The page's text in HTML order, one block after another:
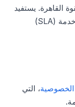
القاهرة. يستفيد
من اتفاقية مستوى خدمة (SLA)
، التي